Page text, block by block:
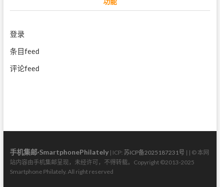
登录
条目feed
评论feed
手机集邮·SmartphonePhilately| ICP: 苏ICP备2025187231号 | | © 本网
站内容由手机集邮呈现，未经许可，不得转载。Copyright ©2013-2025
Smartphone Philately. All right reserved